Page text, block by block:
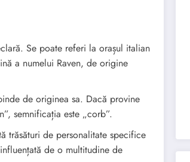
Se poate referi la orașul italian
a numelui Raven, de origine
de originea sa. Dacă provine
semnificația este „corb”.
trăsături de personalitate specifice
de o multitudine de